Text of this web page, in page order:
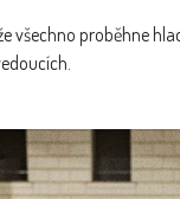
všechno proběhne